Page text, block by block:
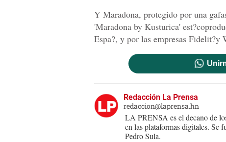
Y Maradona, protegido por una
'Maradona by Kusturica'
Espa?, y por las empresas Fidelit?y
Redacción La Prensa
redaccion@laprensa.hn
LA PRENSA es el decano de
en las plataformas digitales. Se
Pedro Sula.